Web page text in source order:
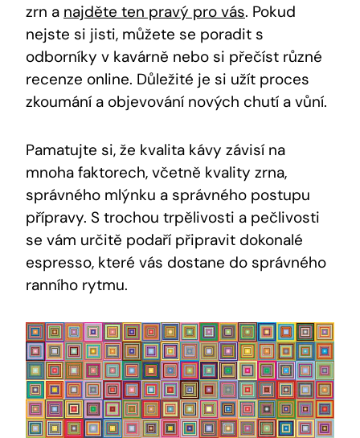
zrn a najděte ten pravý pro vás. Pokud
nejste si jisti, můžete se poradit s
odborníky v kavárně nebo si přečíst různé
recenze online. Důležité je si užít proces
zkoumání a objevování nových chutí a vůní.
Pamatujte si, že kvalita kávy závisí na
mnoha faktorech, včetně kvality zrna,
správného mlýnku a správného postupu
přípravy. S trochou trpělivosti a pečlivosti
se vám určitě podaří připravit dokonalé
espresso, které vás dostane do správného
ranního rytmu.